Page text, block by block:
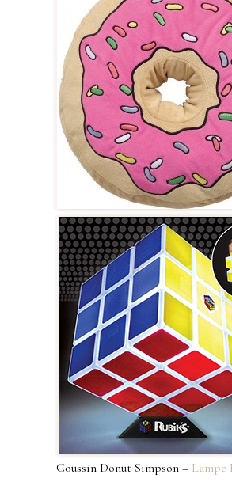
Coussin Donut Simpson – Lampe